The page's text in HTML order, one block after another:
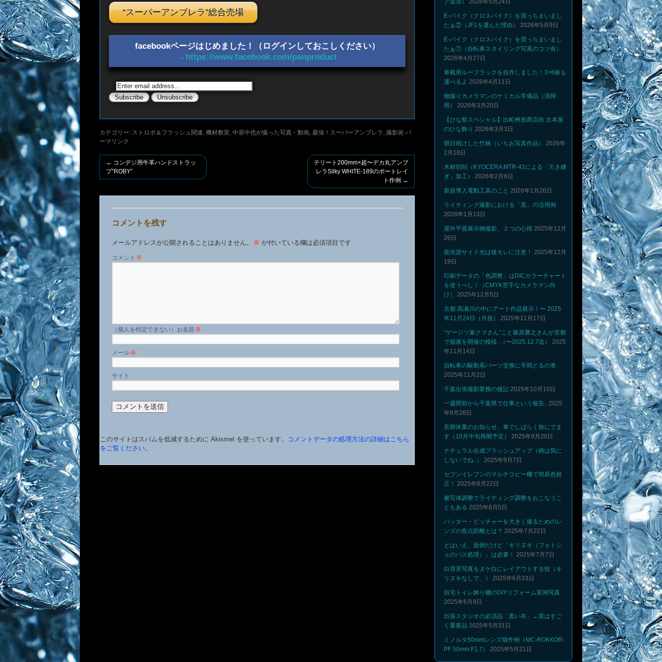
“スーパーアンブレラ”総合売場
facebookページはじめました！（ログインしておこしください）
→https://www.facebook.com/panproduct
カテゴリー: ストロボ＆フラッシュ関連, 機材教室, 中居中也が撮った写真・動画, 最強！スーパーアンブレラ , 撮影術 パ
ーマリンク
← コンデジ用牛革ハンドストラッ
プ”ROBY”
テリート200mm×超〜デカ丸アンブ
レラSilky WHITE-189のポートレイ
ト作例 →
コメントを残す
メールアドレスが公開されることはありません。 ※ が付いている欄は必須項目です
コメント※
名前※
メール※
サイト
このサイトはスパムを低減するために Akismet を使っています。
コメントデータの処理方法の詳細はこちら
をご覧ください。
ア追加） 2026年5月24日
E-バイク（クロスバイク）を買っちまいまし
たぁ②（JF1を選んだ理由）
2026年5月9日
E-バイク（クロスバイク）を買っちまいまし
たぁ①（自転車スタイリング写真のコツ有）
2026年4月27日
車載用ルーフラックを自作しました！3×6板も
運べるよ 2026年4月11日
物撮りカメラマンのケミカル常備品（清掃
用）
2026年3月20日
【ひな祭スペシャル】出町桝形商店街 古本屋
のひな飾り 2026年3月3日
朝日焼けした竹林（いちお写真作品）
2026年
2月18日
木材切削（KYOCERA MTR-42による「欠き継
ぎ」加工）
2026年2月6日
新規導入電動工具のこと 2026年1月26日
ライティング撮影における「黒」の活用例
2026年1月13日
屋外平面展示物撮影、２つの心得 2025年12月
26日
面光源サイド光は後モレに注意！ 2025年12月
19日
印刷データの「色調整」はDICカラーチャート
を使うべし！（CMYK苦手なカメラマン向
け）
2025年12月5日
京都 高瀬川の中にアート作品展示！〜 2025
年11月24日（月祝）
2025年11月17日
“ゲージツ家クマさん”こと篠原勝之さんが京都
で個展を開催の模様..（〜2025.12.7迄）
2025
年11月14日
自転車の駆動系パーツ交換に手間どるの巻
2025年11月2日
千葉出張撮影業務の後記 2025年10月10日
一週間前から千葉県で仕事という報告.. 2025
年9月28日
長期休業のお知らせ、車でしばらく旅にでま
す（10月中旬再開予定）
2025年9月20日
ナチュラル合成ブラッシュアップ（柄は気に
しないでね..）
2025年9月7日
セブンイレブンのマルチコピー機で簡易色校
正！ 2025年8月22日
被写体調整でライティング調整をおこなうこ
ともある 2025年8月5日
バッター・ピッチャーを大きく撮るためのレ
ンズの焦点距離とは？ 2025年7月22日
とはいえ、面倒だけど「キリヌキ（フォトシ
ョのパス処理）」は必要！ 2025年7月7日
白背景写真をヌケ白にレイアウトする技（キ
リヌキなしで、）
2025年6月23日
自宅トイレ飾り棚のDIYリフォーム実例写真
2025年6月9日
出張スタジオの必須品「黒い布」←実はすご
く重要品 2025年5月31日
ミノルタ50mmレンズ猫作例（MC-ROKKOR-
PF 50mm F1.7）
2025年5月21日